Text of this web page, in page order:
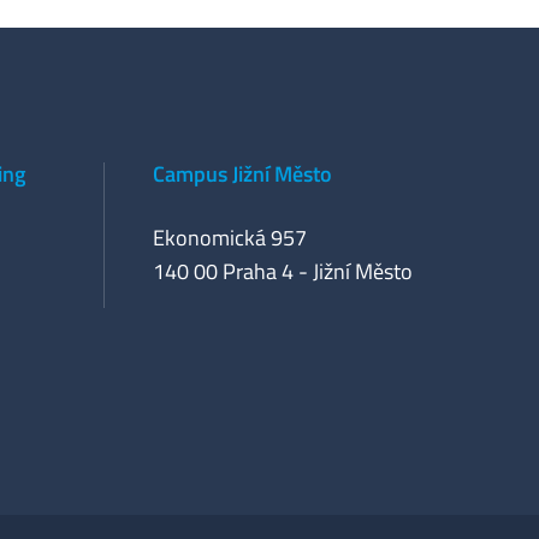
Campus Jižní Město
Ekonomická 957
140 00 Praha 4 - Jižní Město